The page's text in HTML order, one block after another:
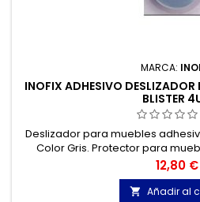
MARCA:
INOFIX ADHESIVO DESLIZADOR
BLISTER
Deslizador para muebles
Color Gris. Protector para
Protectores
Precio
12,80 €
 Añadir al